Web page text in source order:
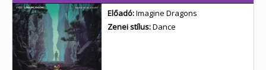
Előadó:Imagine Dragons
Zenei stílus:Dance